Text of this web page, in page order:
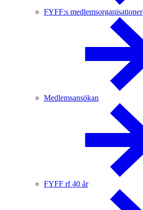
FYFF:s medlemsorganisationer
Medlemsansökan
FYFF rf 40 år